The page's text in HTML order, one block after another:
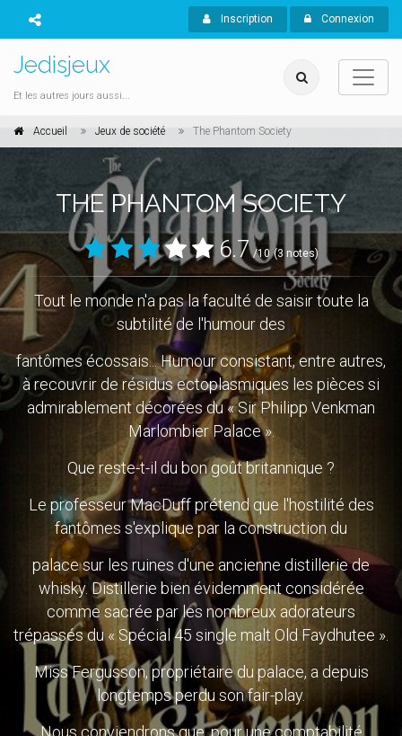
Inscription Connexion
Jedisjeux
Et les autres jours aussi...
Accueil Jeux de société The Phantom Society
THE PHANTOM SOCIETY
6.7 /10 (3 notes)
Tout le monde n'a pas la faculté de saisir toute la
subtilité de l'humour des
fantômes écossais... Humour consistant, entre autres,
à recouvrir de résidus ectoplasmiques les pièces si
admirablement décorées du « Sir Philipp Venkman
Marlombier Palace ».
Que reste-t-il du bon goût britannique ?
Le professeur MacDuff prétend que l'hostilité des
fantômes s'explique par la construction du
palace sur les ruines d'une ancienne distillerie de
whisky. Distillerie bien évidemment considérée
comme sacrée par les nombreux adorateurs
trépassés du « Spécial 45 single malt Old Faydhutee ».
Miss Fergusson, propriétaire du palace, a depuis
longtemps perdu son fair-play.
Nous conviendrons que, pour une comptabilité